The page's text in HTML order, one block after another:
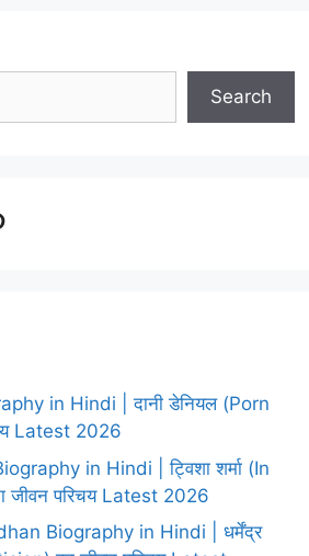
Search
in Hindi | दानी डेनियल (Porn
Latest 2026
in Hindi | ट्विशा शर्मा (In
परिचय Latest 2026
Biography in Hindi | धर्मेंद्र